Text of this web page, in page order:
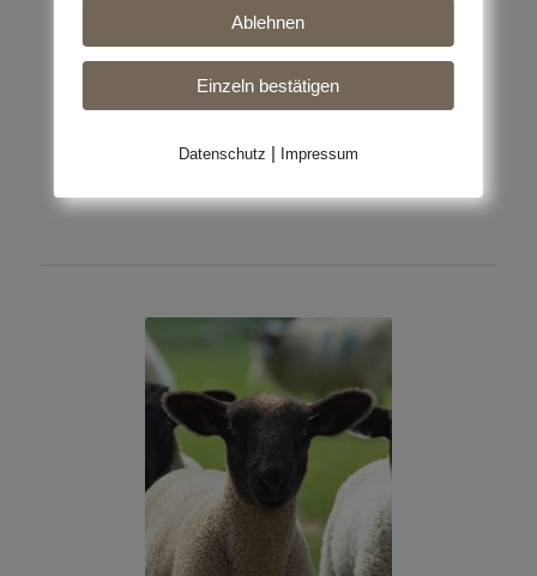
setzt es sich von anderem Lammfleisch
deutlich ab. Selbst nach längeren
Schmorrzeiten bleibt es zart.
Delikatesse, die Sie unbedingt probieren
Ablehnen
Einzeln bestätigen
Datenschutz | Impressum